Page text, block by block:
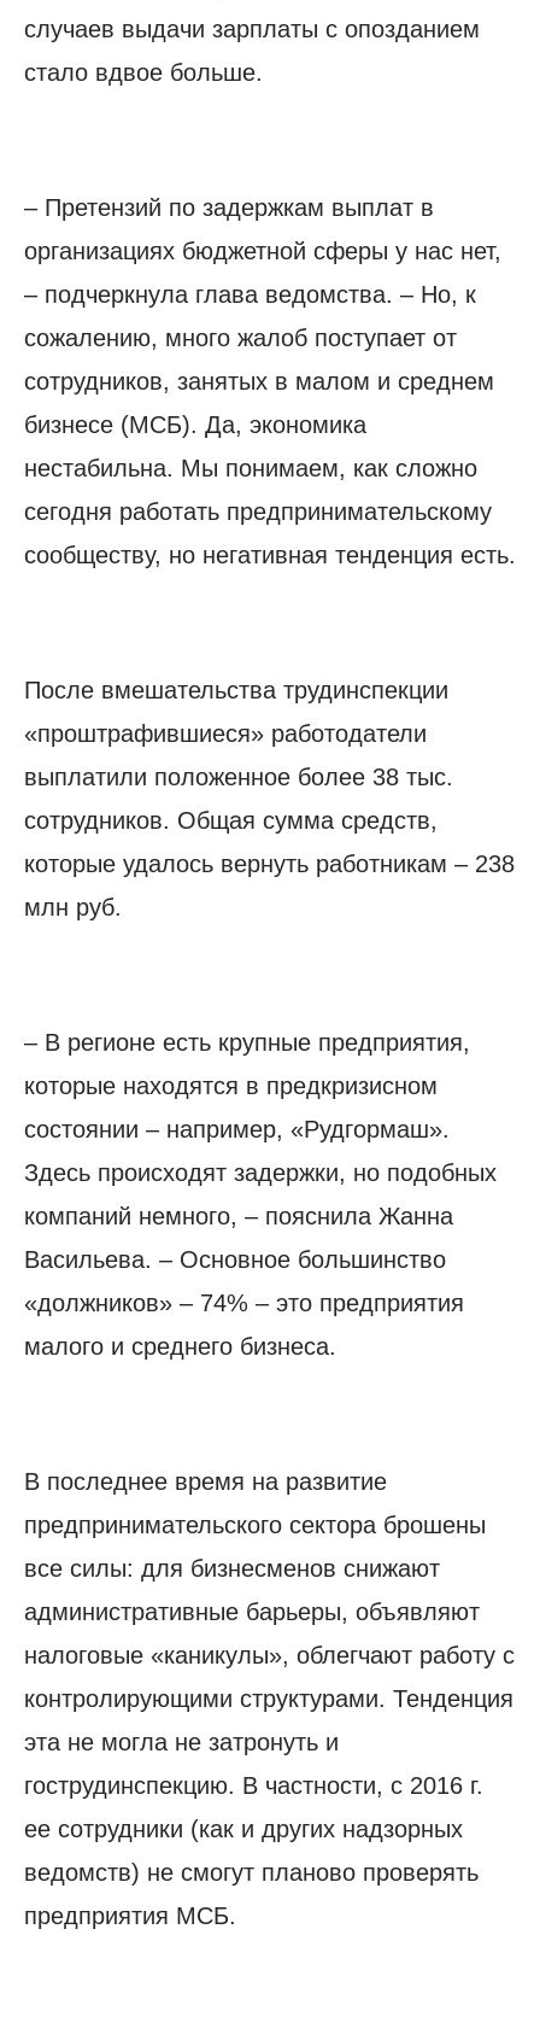
случаев выдачи зарплаты с опозданием
стало вдвое больше.
– Претензий по задержкам выплат в
организациях бюджетной сферы у нас нет,
– подчеркнула глава ведомства. – Но, к
сожалению, много жалоб поступает от
сотрудников, занятых в малом и среднем
бизнесе (МСБ). Да, экономика
нестабильна. Мы понимаем, как сложно
сегодня работать предпринимательскому
сообществу, но негативная тенденция есть.
После вмешательства трудинспекции
«проштрафившиеся» работодатели
выплатили положенное более 38 тыс.
сотрудников. Общая сумма средств,
которые удалось вернуть работникам – 238
млн руб.
– В регионе есть крупные предприятия,
которые находятся в предкризисном
состоянии – например, «Рудгормаш».
Здесь происходят задержки, но подобных
компаний немного, – пояснила Жанна
Васильева. – Основное большинство
«должников» – 74% – это предприятия
малого и среднего бизнеса.
В последнее время на развитие
предпринимательского сектора брошены
все силы: для бизнесменов снижают
административные барьеры, объявляют
налоговые «каникулы», облегчают работу с
контролирующими структурами. Тенденция
эта не могла не затронуть и
гострудинспекцию. В частности, с 2016 г.
ее сотрудники (как и других надзорных
ведомств) не смогут планово проверять
предприятия МСБ.